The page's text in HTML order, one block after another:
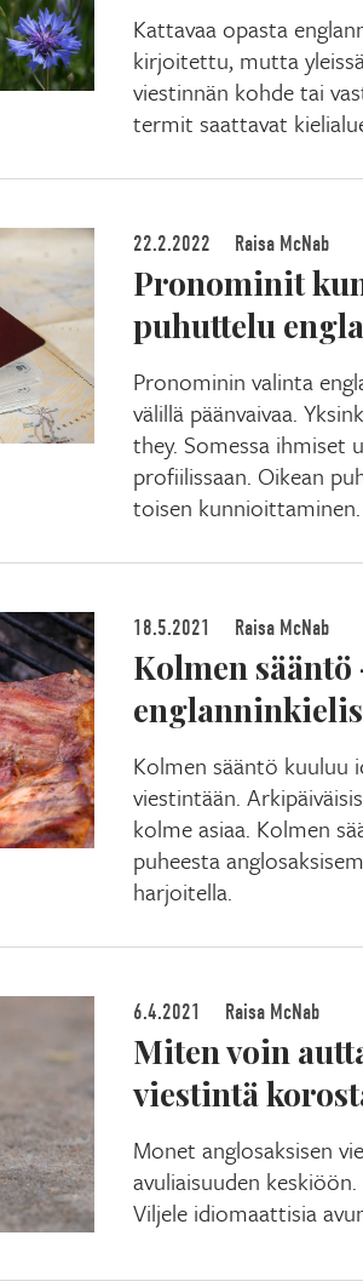
Kattavaa opasta
kirjoitettu, mutta
viestinnän kohde tai
termit saattavat
22.2.2022 Raisa McNab
Pronominit
puhuttelu
Pronominin valinta
välillä päänvaivaa.
they. Somessa ihmiset
profiilissaan. Oikean
toisen kunnioittaminen.
18.5.2021 Raisa McNab
Kolmen
Kolmen sääntö kuuluu
viestintään.
kolme asiaa. Kolmen
puheesta
harjoitella.
6.4.2021 Raisa McNab
Miten voin
viestintä
Monet anglosaksisen
avuliaisuuden
Viljele idiomaattisia